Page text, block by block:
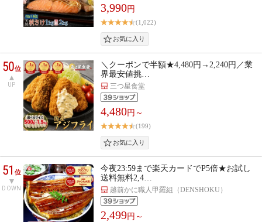
3,990円
(1,022)
50位
UP
＼クーポンで半額★4,480円→2,240円／業
界最安値挑…
三つ星食堂
4,480円～
(199)
51位
DOWN
今夜23:59まで楽天カードでP5倍★お試し
送料無料2,4…
越前かに職人甲羅組（DENSHOKU）
2,499円～